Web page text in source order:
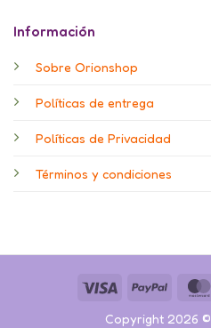
Información
Sobre Orionshop
Políticas de entrega
Políticas de Privacidad
Términos y condiciones
Visa PayPal
Copyright 2026 ©